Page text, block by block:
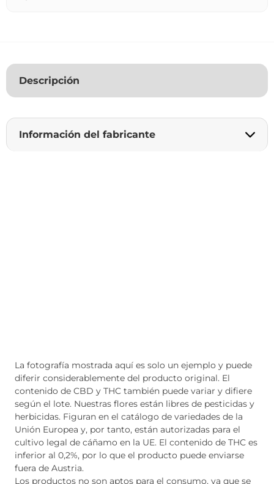
Descripción
Información del fabricante
La fotografía mostrada aquí es solo un ejemplo y puede
diferir considerablemente del producto original. El
contenido de CBD y THC también puede variar y difiere
según el lote. Nuestras flores están libres de pesticidas y
herbicidas. Figuran en el catálogo de variedades de la
Unión Europea y, por tanto, están autorizadas para el
cultivo legal de cáñamo en la UE. El contenido de THC es
inferior al 0,2%, por lo que el producto puede enviarse
fuera de Austria.
Los productos no son aptos para el consumo, ya que se